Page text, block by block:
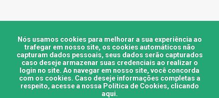
Nós usamos cookies para melhorar a sua experiência ao
trafegar em nosso site, os cookies automáticos não
capturam dados pessoais, seus dados serão capturados
caso deseje armazenar suas credenciais ao realizar o
login no site. Ao navegar em nosso site, você concorda
com os cookies. Caso deseje informações completas a
respeito, acesse a nossa Política de Cookies, clicando
aqui.